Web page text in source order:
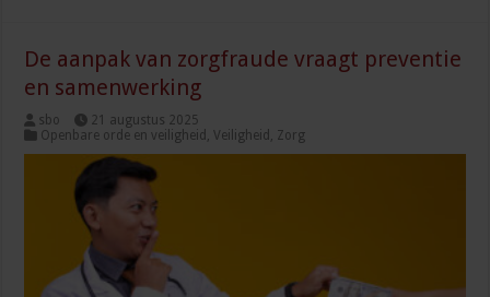
De aanpak van zorgfraude vraagt preventie
en samenwerking
sbo
21 augustus 2025
Openbare orde en veiligheid
,Veiligheid Zorg